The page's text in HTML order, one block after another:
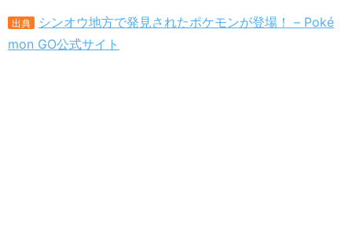
出典
シンオウ地方で発見されたポケモンが登場！ – Poké
mon GO公式サイト